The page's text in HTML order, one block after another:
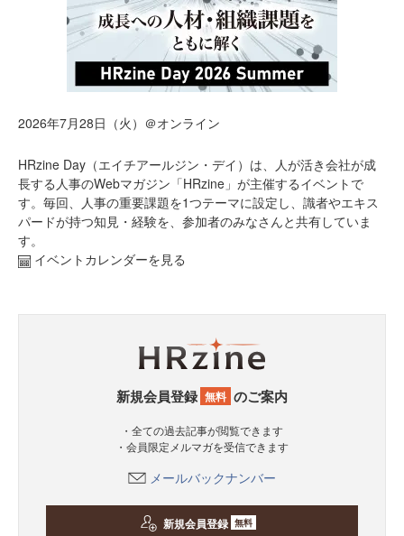
2026年7月28日（火）＠オンライン
HRzine Day（エイチアールジン・デイ）は、人が活き会社が成
長する人事のWebマガジン「HRzine」が主催するイベントで
す。毎回、人事の重要課題を1つテーマに設定し、識者やエキス
パードが持つ知見・経験を、参加者のみなさんと共有していま
す。
イベントカレンダーを見る
新規会員登録 無料 のご案内
・全ての過去記事が閲覧できます
・会員限定メルマガを受信できます
メールバックナンバー
新規会員登録 無料